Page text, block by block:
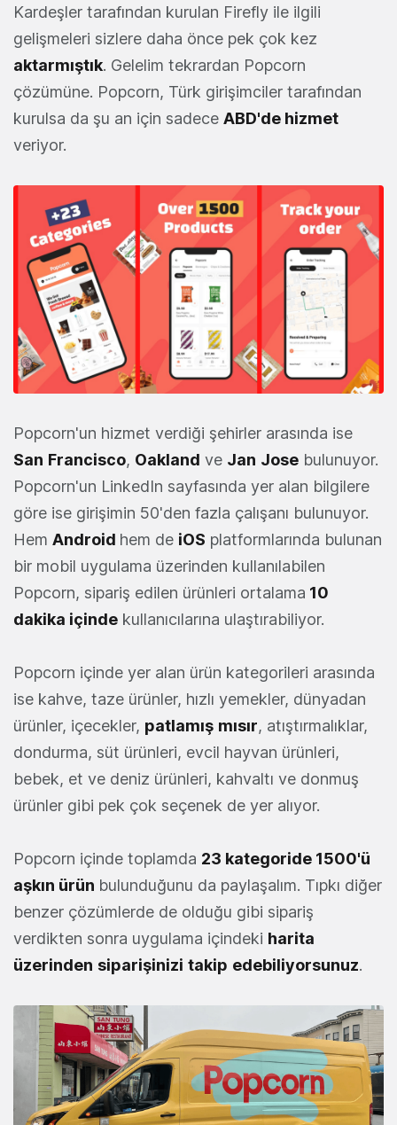
Kardeşler tarafından kurulan Firefly ile ilgili
gelişmeleri sizlere daha önce pek çok kez
aktarmıştık. Gelelim tekrardan Popcorn
çözümüne. Popcorn, Türk girişimciler tarafından
kurulsa da şu an için sadece ABD'de hizmet
veriyor.
Popcorn'un hizmet verdiği şehirler arasında ise
San Francisco, Oakland ve Jan Jose bulunuyor.
Popcorn'un LinkedIn sayfasında yer alan bilgilere
göre ise girişimin 50'den fazla çalışanı bulunuyor.
Hem Android hem de iOS platformlarında bulunan
bir mobil uygulama üzerinden kullanılabilen
Popcorn, sipariş edilen ürünleri ortalama 10
dakika içinde kullanıcılarına ulaştırabiliyor.
Popcorn içinde yer alan ürün kategorileri arasında
ise kahve, taze ürünler, hızlı yemekler, dünyadan
ürünler, içecekler, patlamış mısır, atıştırmalıklar,
dondurma, süt ürünleri, evcil hayvan ürünleri,
bebek, et ve deniz ürünleri, kahvaltı ve donmuş
ürünler gibi pek çok seçenek de yer alıyor.
Popcorn içinde toplamda 23 kategoride 1500'ü
aşkın ürün bulunduğunu da paylaşalım. Tıpkı diğer
benzer çözümlerde de olduğu gibi sipariş
verdikten sonra uygulama içindeki harita
üzerinden siparişinizi takip edebiliyorsunuz.